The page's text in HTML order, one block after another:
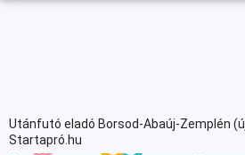
Utánfutó eladó Borsod-Abaúj-Zemplén
Startapró.hu